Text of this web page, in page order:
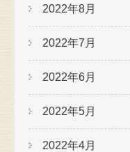
2022年8月
2022年7月
2022年6月
2022年5月
2022年4月